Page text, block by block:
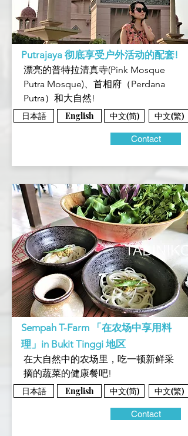
Putrajaya​​ 彻底享受户外活动的配套!
漂亮的普特拉清真寺(Pink Mosque
Putra Mosque)、首相府（Perdana
Putra）和大自然!
日本語
English 中文(简) 中文(繁)
Contact
Sempah T-Farm 「在农场中享用料
理」in Bukit Tinggi 地区
在大自然中的农场里，吃一顿新鲜采
摘的蔬菜的健康餐吧!
日本語
English 中文(简) 中文(繁)
Contact